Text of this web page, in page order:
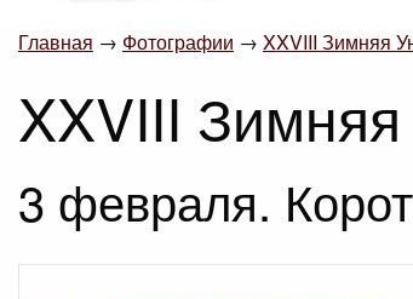
Главная → Фотографии → XXVIII Зимняя
XXVIII
3 февраля.